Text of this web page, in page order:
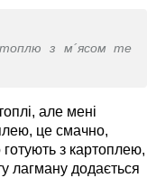
з м´ясом те
але мені
це смачно,
з картоплею,
лагману додається